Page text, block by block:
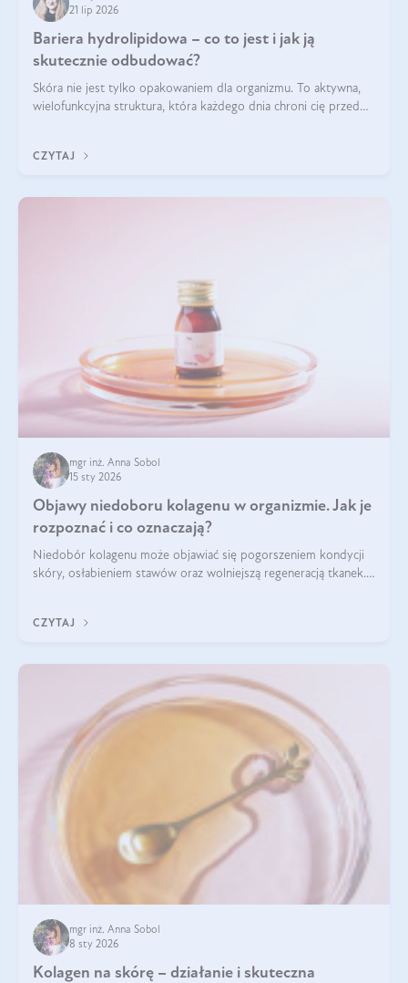
21 lip 2026
Bariera hydrolipidowa – co to jest i jak ją
skutecznie odbudować?
Skóra nie jest tylko opakowaniem dla organizmu. To aktywna,
wielofunkcyjna struktura, która każdego dnia chroni cię przed
bariera hydrolipidowa.
CZYTAJ
mgr inż. Anna Sobol
15 sty 2026
Objawy niedoboru kolagenu w organizmie. Jak je
rozpoznać i co oznaczają?
Niedobór kolagenu może objawiać się pogorszeniem kondycji
skóry, osłabieniem stawów oraz wolniejszą regeneracją tkanek.
osłabienie włosów.
CZYTAJ
mgr inż. Anna Sobol
8 sty 2026
Kolagen na skórę – działanie i skuteczna